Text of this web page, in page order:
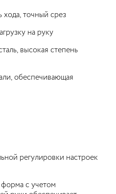
хода, точный срез
на руку
высокая степень
обеспечивающая
регулировки настроек
с учетом